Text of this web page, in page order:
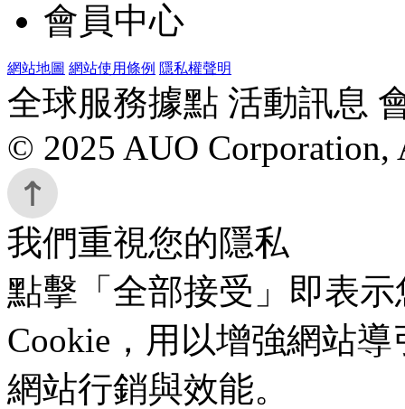
會員中心
網站地圖 網站使用條例 隱私權聲明
全球服務據點 活動訊息
© 2025 AUO Corporation,
我們重視您的隱私
點擊「全部接受」即表
Cookie，用以增強網站
網站行銷與效能。